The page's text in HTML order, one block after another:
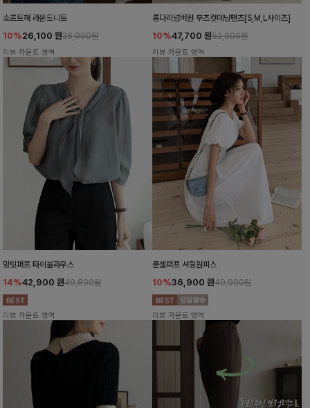
소프트해 라운드니트
10%26,100 원28,900원
리뷰 카운트 영역
롱다리넘버원 부츠컷데님팬츠[S,M,L사이즈]
10%47,700 원52,900원
리뷰 카운트 영역
밍팃퍼프 타이블라우스
14%42,900 원49,800원
리뷰 카운트 영역
룬셀퍼프 셔링원피스
10%36,900 원40,900원
리뷰 카운트 영역